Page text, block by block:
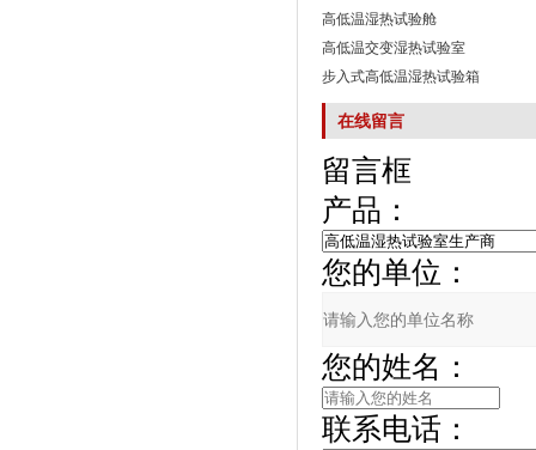
高低温湿热试验舱
高低温交变湿热试验室
步入式高低温湿热试验箱
在线留言
留言框
产品：
您的单位：
您的姓名：
联系电话：